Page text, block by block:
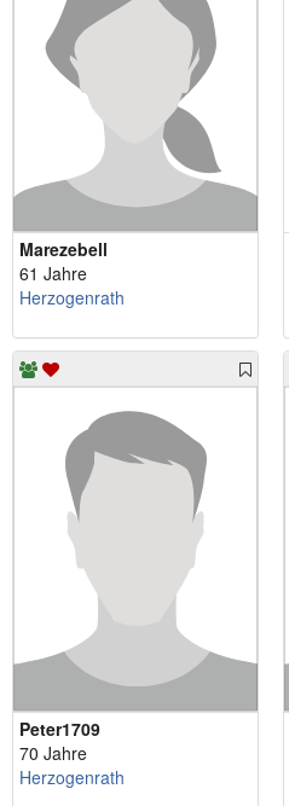
Marezebell
61 Jahre
Herzogenrath
Peter1709
70 Jahre
Herzogenrath